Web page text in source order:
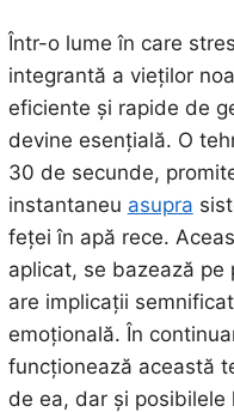
Într-o lume în care
integrantă a vieților
eficiente și rapide de
devine esențială. O
30 de secunde,
instantaneu asupra
feței în apă rece.
aplicat, se bazează pe
are implicații
emoțională. În
funcționează această
de ea, dar și posibilele